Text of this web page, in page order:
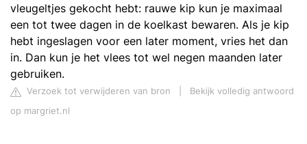
vleugeltjes gekocht hebt: rauwe kip kun je maximaal
een tot twee dagen in de koelkast bewaren. Als je kip
hebt ingeslagen voor een later moment, vries het dan
in. Dan kun je het vlees tot wel negen maanden later
gebruiken.
Verzoek tot verwijderen van bron
Bekijk volledig antwoord
op margriet.nl